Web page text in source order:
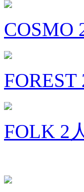
COSMO
FOLK 2